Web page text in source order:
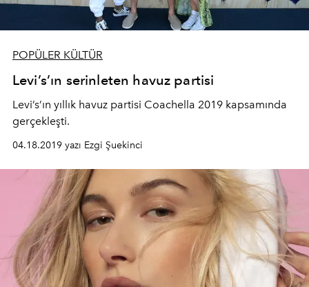
POPÜLER KÜLTÜR
Levi’s’ın serinleten havuz partisi
Levi’s’ın yıllık havuz partisi Coachella 2019 kapsamında
gerçekleşti.
04.18.2019 yazı Ezgi Şuekinci